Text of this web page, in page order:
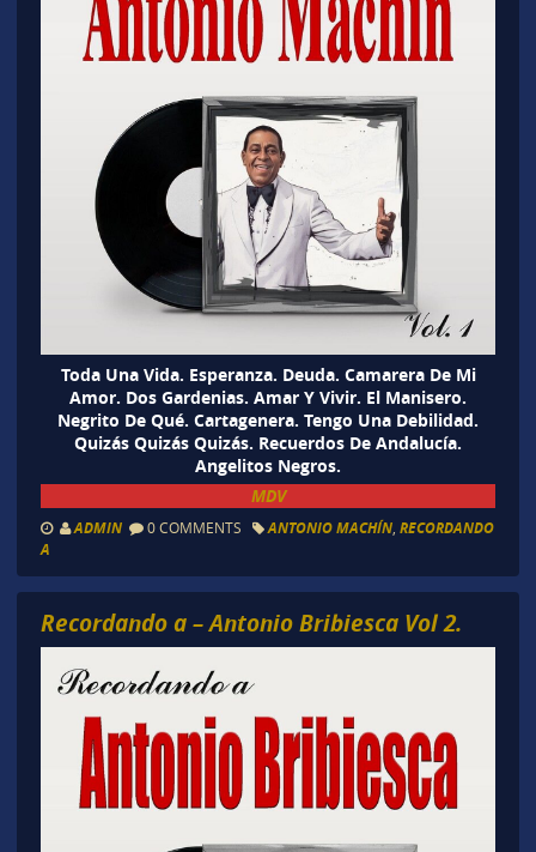
Toda Una Vida. Esperanza. Deuda. Camarera De Mi
Amor. Dos Gardenias. Amar Y Vivir. El Manisero.
Negrito De Qué. Cartagenera. Tengo Una Debilidad.
Quizás Quizás Quizás. Recuerdos De Andalucía.
Angelitos Negros.
MDV
ADMIN 0 COMMENTS ANTONIO MACHÍN, RECORDANDO
A
Recordando a – Antonio Bribiesca Vol 2.